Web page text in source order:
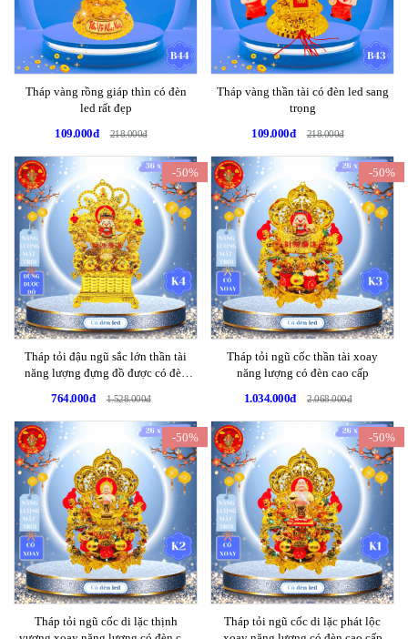
Tháp vàng rồng giáp thìn có đèn
led rất đẹp
109.000đ
218.000đ
Tháp vàng thần tài có đèn led sang
trọng
109.000đ
218.000đ
-50%
Tháp tỏi đậu ngũ sắc lớn thần tài
năng lượng đựng đồ được có đèn
764.000đ 1.528.000đ
-50%
Tháp tỏi ngũ cốc thần tài xoay
năng lượng có đèn cao cấp
1.034.000đ
2.068.000đ
-50%
Tháp tỏi ngũ cốc di lặc thịnh
-50%
Tháp tỏi ngũ cốc di lặc phát lộc